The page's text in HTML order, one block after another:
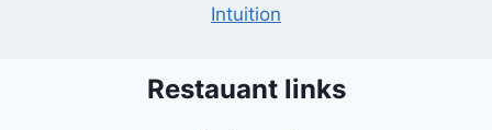
Intuition
Restauant links